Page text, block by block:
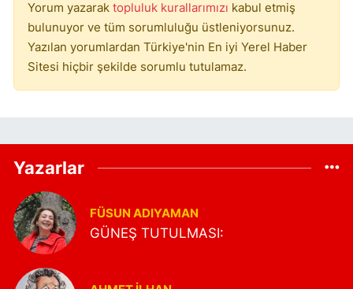
Yorum yazarak topluluk kurallarımızı kabul etmiş
bulunuyor ve tüm sorumluluğu üstleniyorsunuz.
Yazılan yorumlardan Türkiye'nin En iyi Yerel Haber
Sitesi hiçbir şekilde sorumlu tutulamaz.
Yazarlar
FÜSUN ADIYAMAN
GÜNEŞ TUTULMASI: